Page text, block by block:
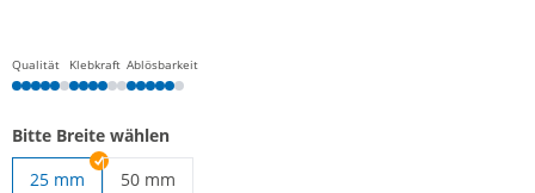
Qualität Klebkraft Ablösbarkeit
Bitte Breite wählen
25 mm
50 mm